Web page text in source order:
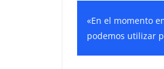
«En el momento
podemos utilizar